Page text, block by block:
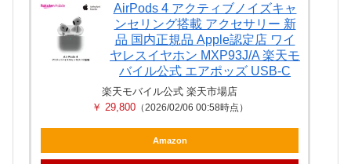
AirPods 4 アクティブノイズキャ
ンセリング搭載 アクセサリー 新
品 国内正規品 Apple認定店 ワイ
ヤレスイヤホン MXP93J/A 楽天モ
バイル公式 エアポッズ USB-C
楽天モバイル公式 楽天市場店
￥ 29,800（2026/02/06 00:58時点）
Amazon